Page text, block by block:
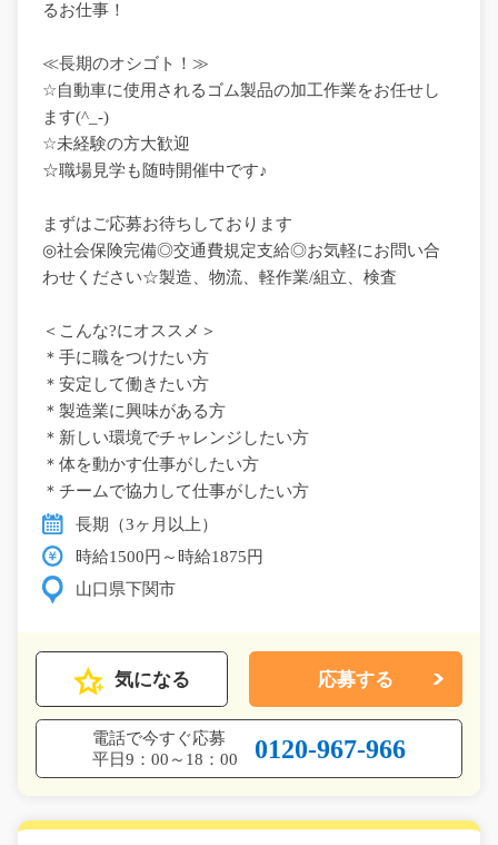
るお仕事！
≪長期のオシゴト！≫
☆自動車に使用されるゴム製品の加工作業をお任せし
ます(^_-)
☆未経験の方大歓迎
☆職場見学も随時開催中です♪
まずはご応募お待ちしております
◎社会保険完備◎交通費規定支給◎お気軽にお問い合
わせください☆製造、物流、軽作業/組立、検査
＜こんな?にオススメ＞
＊手に職をつけたい方
＊安定して働きたい方
＊製造業に興味がある方
＊新しい環境でチャレンジしたい方
＊体を動かす仕事がしたい方
＊チームで協力して仕事がしたい方
長期（3ヶ月以上）
時給1500円～時給1875円
山口県下関市
気になる 応募する
電話で今すぐ応募
平日9：00～18：00
0120-967-966